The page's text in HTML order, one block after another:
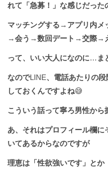
れて「急募！」な感じだった
マッチングする → アプリ内メ
→会う →数回デート →交際→
って、いい大人になのに… ま
なのでLINE、電話あたりの
しておくんですよね😅
こういう話って寧ろ男性から
あ、それはプロフィール欄
いてあるからなのですが
理恵は「性欲強いです」と